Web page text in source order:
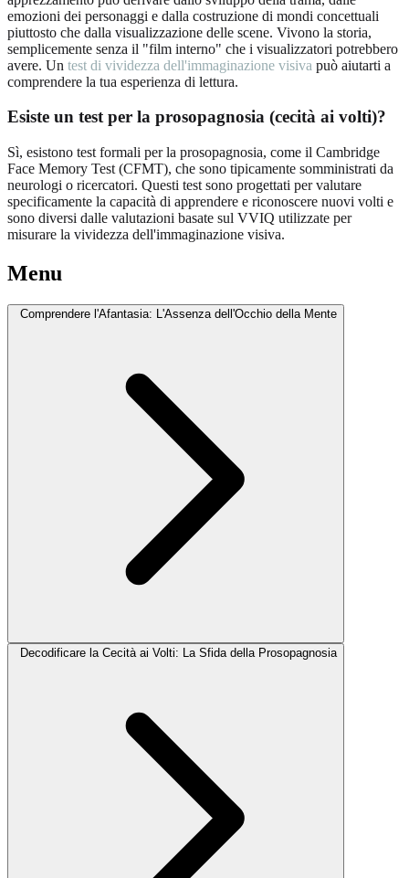
emozioni dei personaggi e dalla costruzione di mondi concettuali
piuttosto che dalla visualizzazione delle scene. Vivono la storia,
semplicemente senza il "film interno" che i visualizzatori potrebbero
avere. Un test di vividezza dell'immaginazione visiva può aiutarti a
comprendere la tua esperienza di lettura.
Esiste un test per la prosopagnosia (cecità ai volti)?
Sì, esistono test formali per la prosopagnosia, come il Cambridge
Face Memory Test (CFMT), che sono tipicamente somministrati da
neurologi o ricercatori. Questi test sono progettati per valutare
specificamente la capacità di apprendere e riconoscere nuovi volti e
sono diversi dalle valutazioni basate sul VVIQ utilizzate per
misurare la vividezza dell'immaginazione visiva.
Menu
Comprendere l'Afantasia: L'Assenza dell'Occhio della Mente
Decodificare la Cecità ai Volti: La Sfida della Prosopagnosia